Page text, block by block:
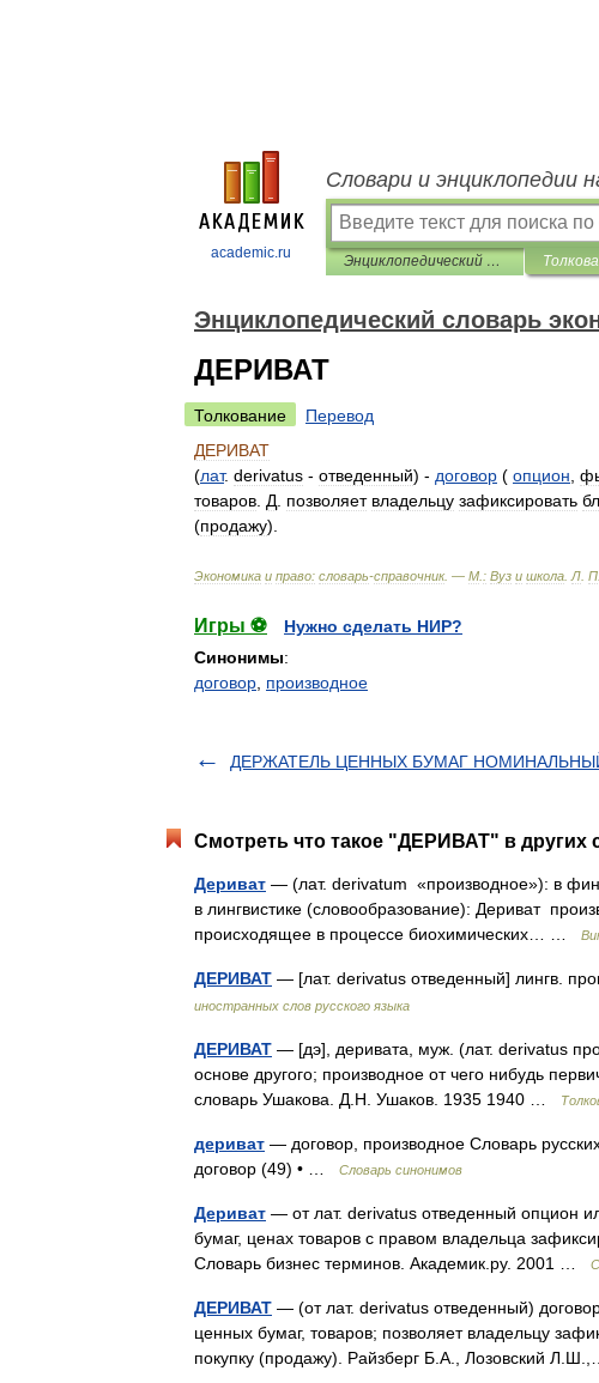
academic.ru
Словари и энциклопедии
Энциклопедический словарь экономики и права
Энциклопедический словарь
ДЕРИВАТ
Толкование
Перевод
ДЕРИВАТ
(лат. derivatus - отведенный) - договор ( опцион
товаров Д позволяет владельцу зафиксировать
(продажу).
Экономика и право: словарь-справочник. — М : Вуз и школа Л П
Игры ⚽
Нужно сделать НИР?
Синонимы:
договор производное
ДЕРЖАТЕЛЬ ЦЕННЫХ БУМАГ
Смотреть что такое "ДЕРИВАТ" в других
Дериват — (лат. derivatum «производное»): в
в лингвистике (словообразование): Дериват
происходящeе в процессе биохимических… …
ДЕРИВАТ — [лат. derivatus отведенный] лингв.
иностранных слов русского языка
ДЕРИВАТ — [дэ], деривата, муж. (лат. derivatus
основе другого; производное от чего нибудь
словарь Ушакова. Д.Н. Ушаков. 1935 1940 …
дериват — договор, производное Словарь
договор (49) • …
Словарь синонимов
Дериват — от лат. derivatus отведенный опцион
бумаг, ценах товаров с правом владельца
Словарь бизнес терминов. Академик.ру. 2001 …
ДЕРИВАТ — (от лат. derivatus отведенный)
ценных бумаг, товаров; позволяет владельцу
покупку (продажу). Райзберг Б.А., Лозовский